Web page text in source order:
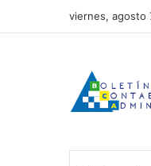
viernes, agosto